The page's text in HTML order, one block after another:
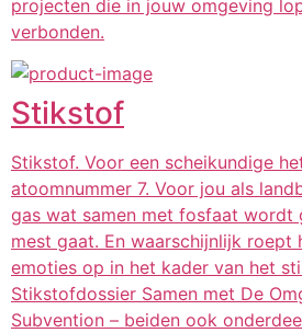
projecten die in jouw omgeving
verbonden.
Stikstof
Stikstof. Voor een scheikundige
atoomnummer 7. Voor jou als
gas wat samen met fosfaat wordt
mest gaat. En waarschijnlijk roept
emoties op in het kader van het
Stikstofdossier Samen met De
Subvention – beiden ook